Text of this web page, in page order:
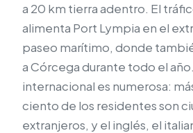
a 20 km tierra adentro. El
alimenta Port Lympia en el
paseo marítimo, donde
a Córcega durante todo el
internacional es numerosa:
ciento de los residentes son
extranjeros, y el inglés, el